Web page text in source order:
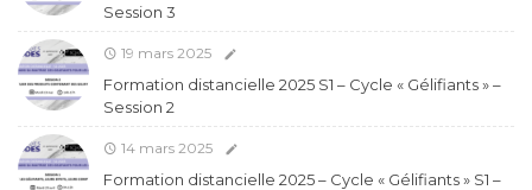
Session 3
19 mars 2025
Formation distancielle 2025 S1 – Cycle « Gélifiants » –
Session 2
14 mars 2025
Formation distancielle 2025 – Cycle « Gélifiants » S1 –